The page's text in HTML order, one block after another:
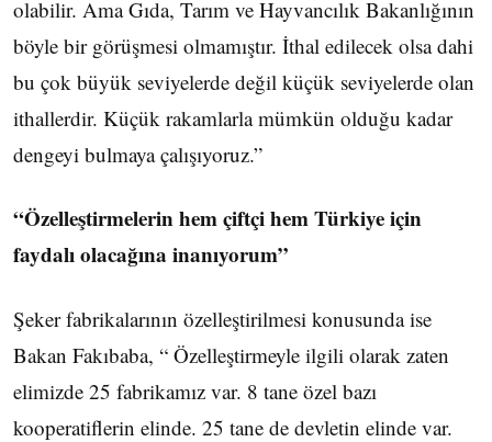
olabilir. Ama Gıda, Tarım ve Hayvancılık Bakanlığının
böyle bir görüşmesi olmamıştır. İthal edilecek olsa dahi
bu çok büyük seviyelerde değil küçük seviyelerde olan
ithallerdir. Küçük rakamlarla mümkün olduğu kadar
dengeyi bulmaya çalışıyoruz.”
“Özelleştirmelerin hem çiftçi hem Türkiye için
faydalı olacağına inanıyorum”
Şeker fabrikalarının özelleştirilmesi konusunda ise
Bakan Fakıbaba, “ Özelleştirmeyle ilgili olarak zaten
elimizde 25 fabrikamız var. 8 tane özel bazı
kooperatiflerin elinde. 25 tane de devletin elinde var.